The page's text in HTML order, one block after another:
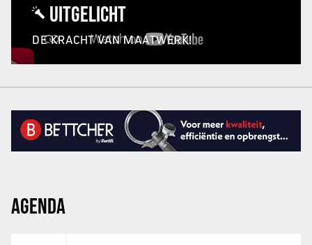
UITGELICHT
DE KRACHT VAN MAATWERK!
AGENDA